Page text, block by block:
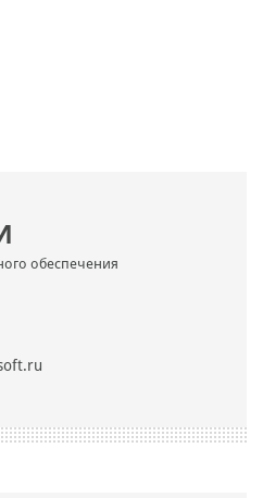
обеспечения